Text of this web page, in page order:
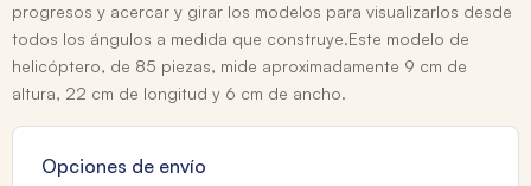
progresos y acercar y girar los modelos para visualizarlos desde
todos los ángulos a medida que construye.Este modelo de
helicóptero, de 85 piezas, mide aproximadamente 9 cm de
altura, 22 cm de longitud y 6 cm de ancho.
Opciones de envío